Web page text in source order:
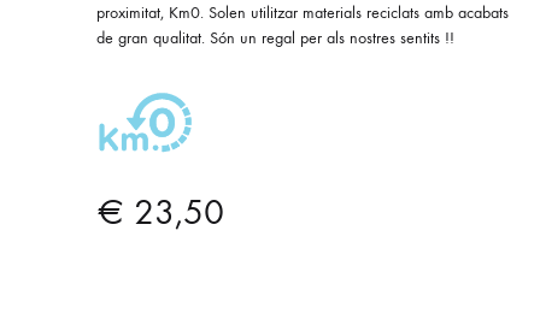
proximitat, Km0. Solen utilitzar materials reciclats amb acabats
de gran qualitat. Són un regal per als nostres sentits !!
€ 23,50